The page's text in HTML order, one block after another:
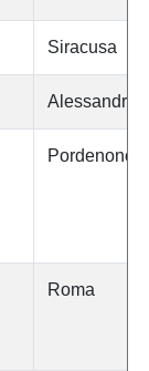
Siracusa
Alessandria
Pordenone
Roma